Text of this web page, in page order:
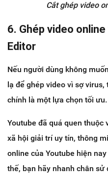
Cắt ghép video
6. Ghép video
Editor
Nếu người dùng không
lạ để ghép video vì sợ
chính là một lựa chọn tối ưu.
Youtube đã quá quen thuộc
xã hội giải trí uy tín, thông
online của Youtube hiện
thế, bạn hãy nhanh chân